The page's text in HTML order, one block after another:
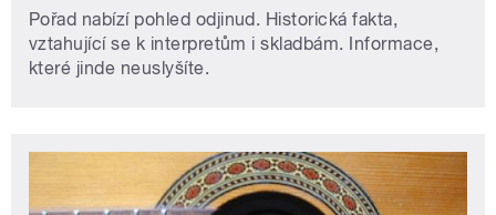
Pořad nabízí pohled odjinud. Historická fakta,
vztahující se k interpretům i skladbám. Informace,
které jinde neuslyšíte.